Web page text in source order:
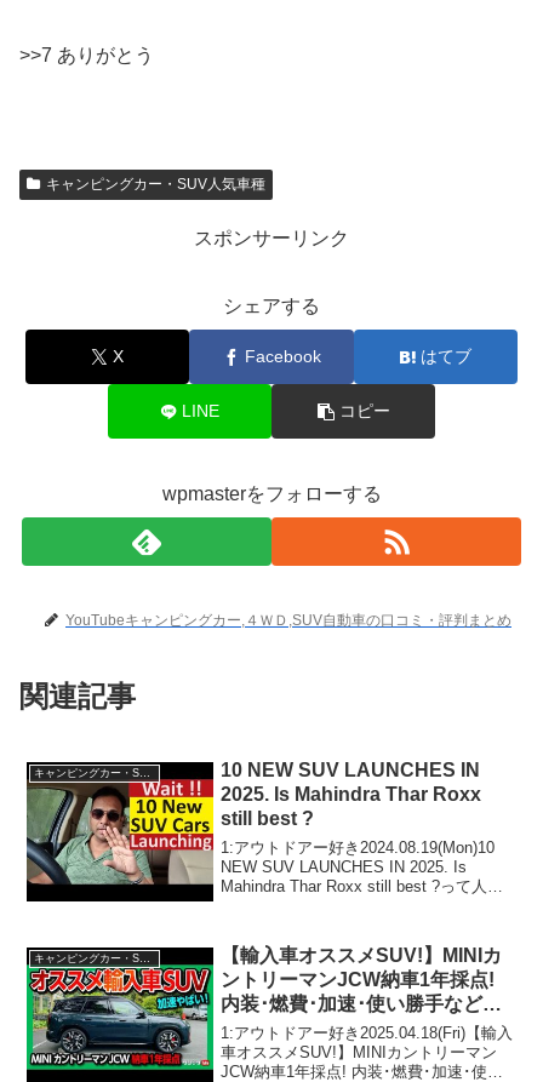
>>7 ありがとう
キャンピングカー・SUV人気車種
スポンサーリンク
シェアする
X Facebook はてブ
LINE コピー
wpmasterをフォローする
YouTubeキャンピングカー,４ＷＤ,SUV自動車の口コミ・評判まとめ
関連記事
キャンピングカー・SUV人気車種
10 NEW SUV LAUNCHES IN
2025. Is Mahindra Thar Roxx
still best ?
1:アウトドアー好き2024.08.19(Mon)10
NEW SUV LAUNCHES IN 2025. Is
Mahindra Thar Roxx still best ?って人気
【輸入車オススメSUV!】MINIカ
ントリーマンJCW納車1年採点!
内装･燃費･加速･使い勝手など総
合おすすめ度は何点?! | MINI
COUNTRYMAN JCW ALL4 2025
1:アウトドアー好き2025.04.18(Fri)【輸入
車オススメSUV!】MINIカントリーマン
JCW納車1年採点! 内装･燃費･加速･使い